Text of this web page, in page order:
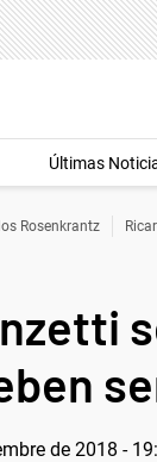
Últimas
Rosenkrantz
de 2018 -